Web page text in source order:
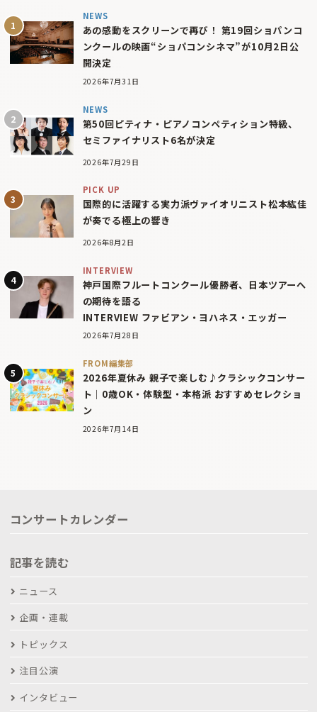
NEWS
あの感動をスクリーンで再び！ 第19回ショパンコ
ンクールの映画“ショパコンシネマ”が10月2日公
開決定
2026年7月31日
NEWS
第50回ピティナ・ピアノコンペティション特級、
セミファイナリスト6名が決定
2026年7月29日
PICK UP
国際的に活躍する実力派ヴァイオリニスト松本紘佳
が奏でる極上の響き
2026年8月2日
INTERVIEW
神戸国際フルートコンクール優勝者、日本ツアーへ
の期待を語る
INTERVIEW ファビアン・ヨハネス・エッガー
2026年7月28日
FROM編集部
2026年夏休み 親子で楽しむ♪クラシックコンサー
ト｜0歳OK・体験型・本格派 おすすめセレクショ
ン
2026年7月14日
コンサートカレンダー
記事を読む
ニュース
企画・連載
トピックス
注目公演
インタビュー